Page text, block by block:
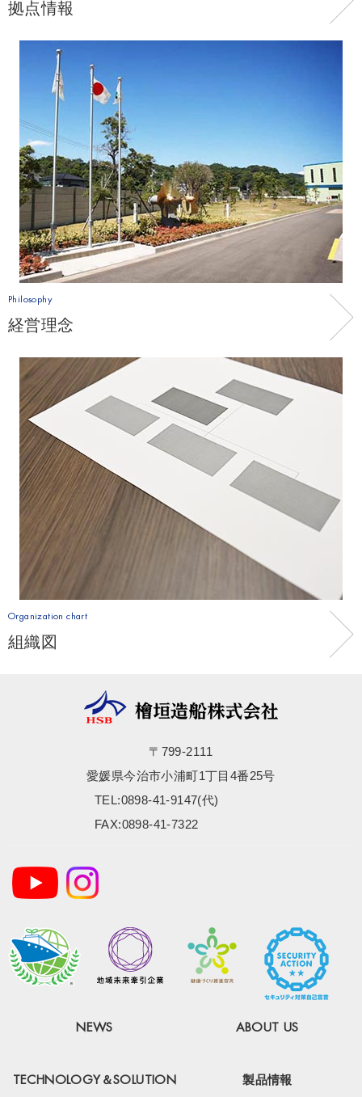
拠点情報
Philosophy
経営理念
Organization chart
組織図
〒799-2111
愛媛県今治市小浦町1丁目4番25号
TEL:0898-41-9147(代)
FAX:0898-41-7322
NEWS ABOUT US
TECHNOLOGY＆SOLUTION 製品情報